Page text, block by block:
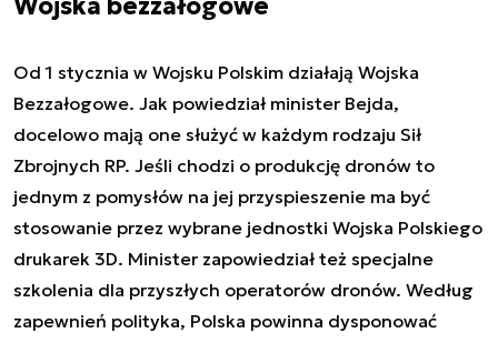
Wojska bezzałogowe
Od 1 stycznia w Wojsku Polskim działają Wojska
Bezzałogowe. Jak powiedział minister Bejda,
docelowo mają one służyć w każdym rodzaju Sił
Zbrojnych RP. Jeśli chodzi o produkcję dronów to
jednym z pomysłów na jej przyspieszenie ma być
stosowanie przez wybrane jednostki Wojska Polskiego
drukarek 3D. Minister zapowiedział też specjalne
szkolenia dla przyszłych operatorów dronów. Według
zapewnień polityka, Polska powinna dysponować